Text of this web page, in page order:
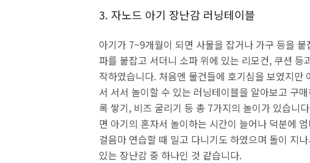
3. 자노드 아기 장난감 러닝테이블
아기가 7~9개월이 되면 사물을 잡거나 가구 등을
파를 붙잡고 서더니 소파 위에 있는 리모컨, 쿠션
작하였습니다. 처음엔 물건들에 호기심을 보였지만
서 서서 놀이할 수 있는 러닝테이블을 알아보고 구
록 쌓기, 비즈 굴리기 등 총 7가지의 놀이가 있습니
면 아기의 혼자서 놀이하는 시간이 늘어나 덕분에
걸음마 연습할 때 밀고 다니기도 하였으며 돌이 지
있는 장난감 중 하나인 것 같습니다.